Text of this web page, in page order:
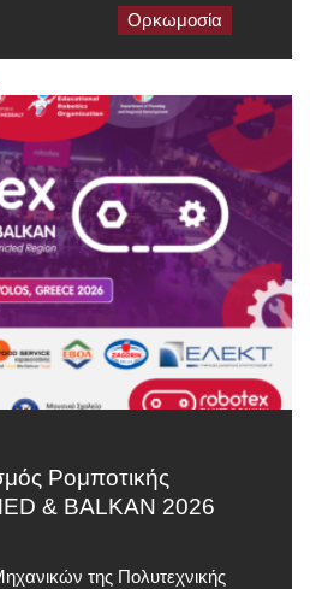
Ορκωμοσία
Ρομποτικής
& BALKAN 2026
της Πολυτεχνικής